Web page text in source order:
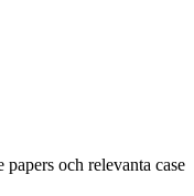
och relevanta case